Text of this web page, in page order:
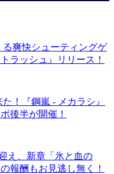
る爽快シューティングゲ
ラッシュ』リリース！
！『鋼嵐 - メカラシ』
後半が開催！
え、新章「氷と血の
報酬もお見逃し無く！